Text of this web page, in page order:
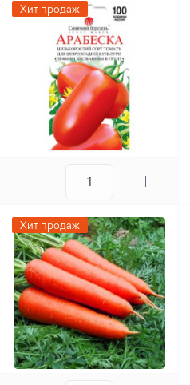
Хит продаж
Хит продаж